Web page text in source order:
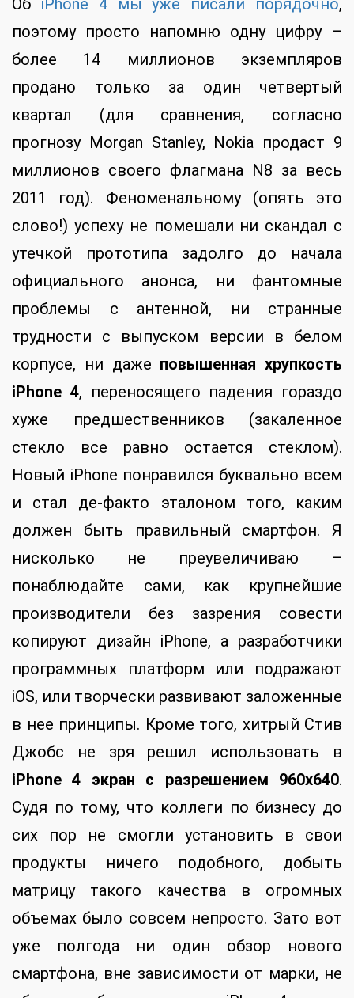
Об iPhone 4 мы уже писали порядочно,
поэтому просто напомню одну цифру –
более 14 миллионов экземпляров
продано только за один четвертый
квартал (для сравнения, согласно
прогнозу Morgan Stanley, Nokia продаст 9
миллионов своего флагмана N8 за весь
2011 год). Феноменальному (опять это
слово!) успеху не помешали ни скандал с
утечкой прототипа задолго до начала
официального анонса, ни фантомные
проблемы с антенной, ни странные
трудности с выпуском версии в белом
корпусе, ни даже повышенная хрупкость
iPhone 4, переносящего падения гораздо
хуже предшественников (закаленное
стекло все равно остается стеклом).
Новый iPhone понравился буквально всем
и стал де-факто эталоном того, каким
должен быть правильный смартфон. Я
нисколько не преувеличиваю –
понаблюдайте сами, как крупнейшие
производители без зазрения совести
копируют дизайн iPhone, а разработчики
программных платформ или подражают
iOS, или творчески развивают заложенные
в нее принципы. Кроме того, хитрый Стив
Джобс не зря решил использовать в
iPhone 4 экран с разрешением 960х640.
Судя по тому, что коллеги по бизнесу до
сих пор не смогли установить в свои
продукты ничего подобного, добыть
матрицу такого качества в огромных
объемах было совсем непросто. Зато вот
уже полгода ни один обзор нового
смартфона, вне зависимости от марки, не